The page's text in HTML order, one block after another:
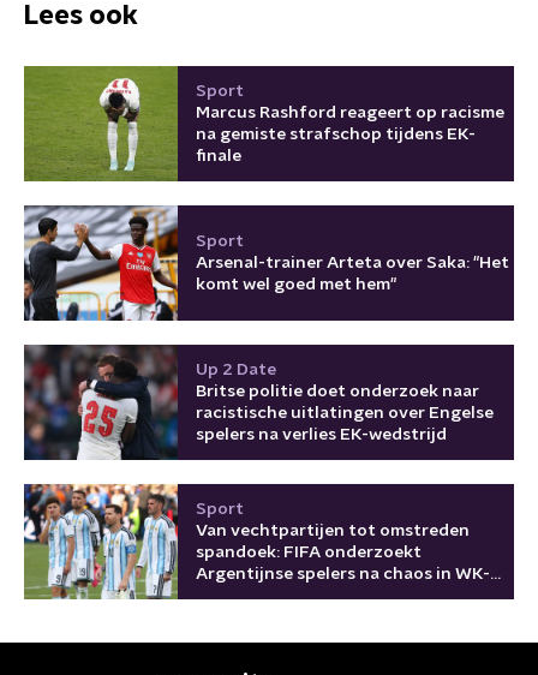
Lees ook
Sport
Marcus Rashford reageert op racisme
na gemiste strafschop tijdens EK-
finale
Sport
Arsenal-trainer Arteta over Saka: "Het
komt wel goed met hem"
Up 2 Date
Britse politie doet onderzoek naar
racistische uitlatingen over Engelse
spelers na verlies EK-wedstrijd
Sport
Van vechtpartijen tot omstreden
spandoek: FIFA onderzoekt
Argentijnse spelers na chaos in WK-